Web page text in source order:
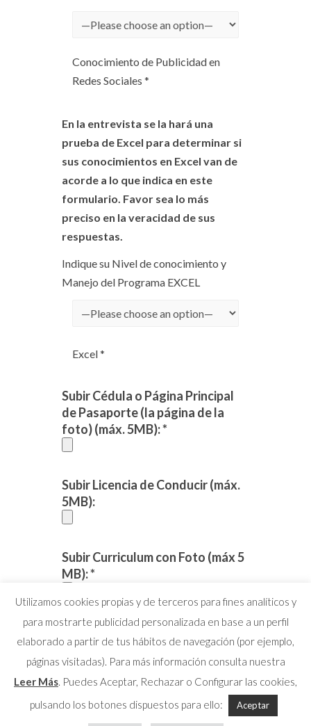
Conocimiento de Publicidad en
Redes Sociales *
En la entrevista se la hará una
prueba de Excel para determinar si
sus conocimientos en Excel van de
acorde a lo que indica en este
formulario. Favor sea lo más
preciso en la veracidad de sus
respuestas.
Indique su Nivel de conocimiento y
Manejo del Programa EXCEL
Excel *
Subir Cédula o Página Principal
de Pasaporte (la página de la
foto) (máx. 5MB): *
Subir Licencia de Conducir (máx.
5MB):
Subir Curriculum con Foto (máx 5
MB): *
Utilizamos cookies propias y de terceros para fines analíticos y
para mostrarte publicidad personalizada en base a un perfil
elaborado a partir de tus hábitos de navegación (por ejemplo,
páginas visitadas). Para más información consulta nuestra
Leer Más. Puedes Aceptar, Rechazar o Configurar las cookies,
pulsando los botones dispuestos para ello:
Aceptar